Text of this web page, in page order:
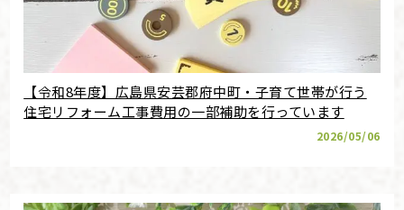
【令和8年度】広島県安芸郡府中町・子育て世帯が行う
住宅リフォーム工事費用の一部補助を行っています
2026/05/06